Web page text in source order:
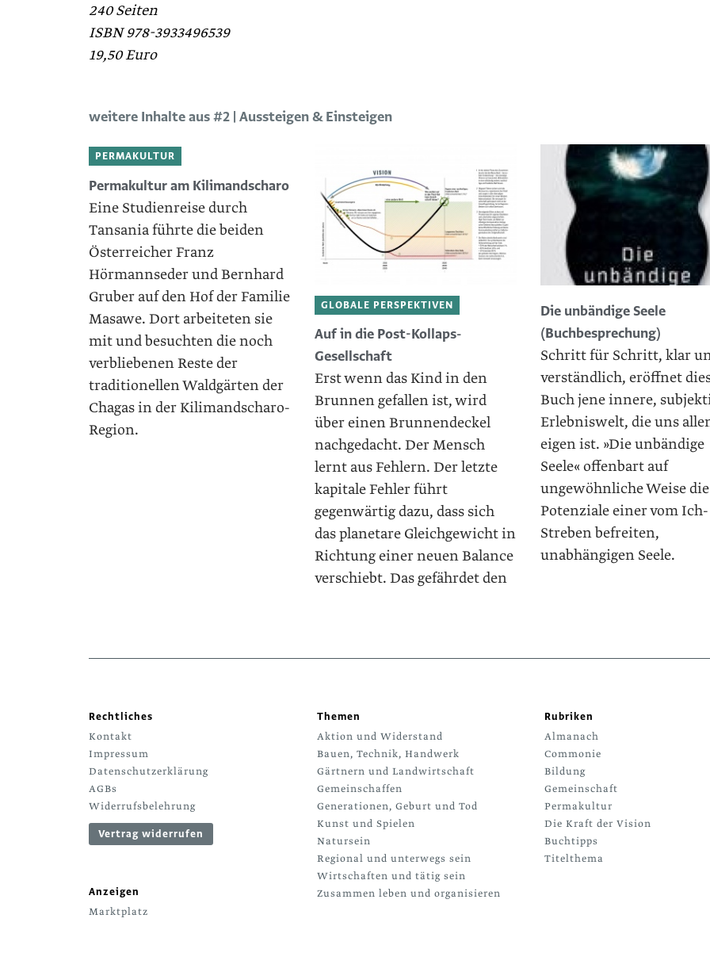
240 Seiten
ISBN 978-3933496539
19,50 Euro
weitere Inhalte aus #2 | Aussteigen & Einsteigen
PERMAKULTUR
Permakultur am Kilimandscharo
Eine Studienreise durch
Tansania führte die beiden
Österreicher Franz
Hörmannseder und Bernhard
Gruber auf den Hof der ­Familie
Masawe. Dort arbeiteten sie
mit und besuchten die noch
verbliebenen Reste der
traditionellen Waldgärten der
Chagas in der Kilimandscharo-
Region.
GLOBALE PERSPEKTIVEN
Auf in die Post-Kollaps-
Gesellschaft
Erst wenn das Kind in den
Brunnen gefallen ist, wird
über einen Brunnendeckel
nachgedacht. Der Mensch
lernt aus Fehlern. Der letzte
kapitale Fehler führt
gegenwärtig dazu, dass sich
das planetare Gleichgewicht in
Richtung einer neuen Balance
verschiebt. Das gefährdet den
Die unbändige Seele
(Buchbesprechung)
Schritt für Schritt, klar
verständlich, eröffnet
Buch jene innere,
Erlebniswelt, die uns
eigen ist. »Die unbändige
Seele« offenbart auf
ungewöhnliche Weise die
Potenziale einer vom Ich-
Streben befreiten,
unabhängigen Seele.
Rechtliches
Kontakt
Impressum
Datenschutzerklärung
AGBs
Widerrufsbelehrung
Vertrag widerrufen
Anzeigen
Marktplatz
Themen
Aktion und Widerstand
Bauen, Technik, Handwerk
Gärtnern und Landwirtschaft
Gemeinschaffen
Generationen, Geburt und Tod
Kunst und Spielen
Natursein
Regional und unterwegs sein
Wirtschaften und tätig sein
Zusammen leben und organisieren
Rubriken
Almanach
Commonie
Bildung
Gemeinschaft
Permakultur
Die Kraft der Vision
Buchtipps
Titelthema